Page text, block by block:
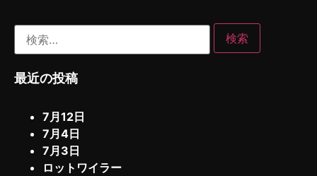
最近の投稿
7月12日
7月4日
7月3日
ロットワイラー